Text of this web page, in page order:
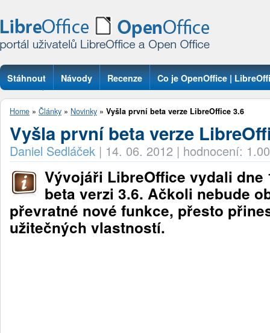
Stáhnout Návody Recenze Co je OpenOffice |
Otázky
Home » Články » Novinky » Vyšla první beta verze LibreOffice 3.6
Vyšla první beta verze
Daniel Sedláček | 14. 06. 2012 | hodnocení: 1.00
Vývojáři LibreOffice vydali dne
beta verzi 3.6. Ačkoli nebude
převratné nové funkce, přesto
užitečných vlastností.